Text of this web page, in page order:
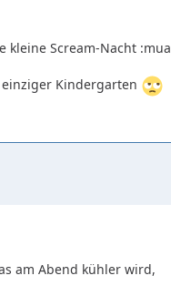
kleine Scream-Nacht :mua
Kindergarten
am Abend kühler wird,